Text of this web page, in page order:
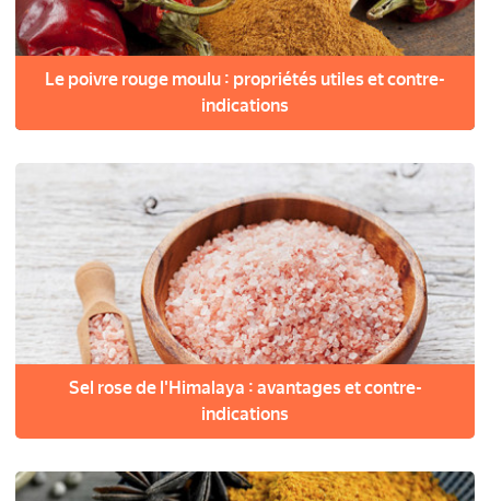
Le poivre rouge moulu : propriétés utiles et contre-
indications
Sel rose de l'Himalaya : avantages et contre-
indications